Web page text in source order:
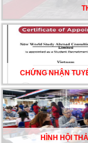
CHỨNG NHẬN
HÌNH HỘI